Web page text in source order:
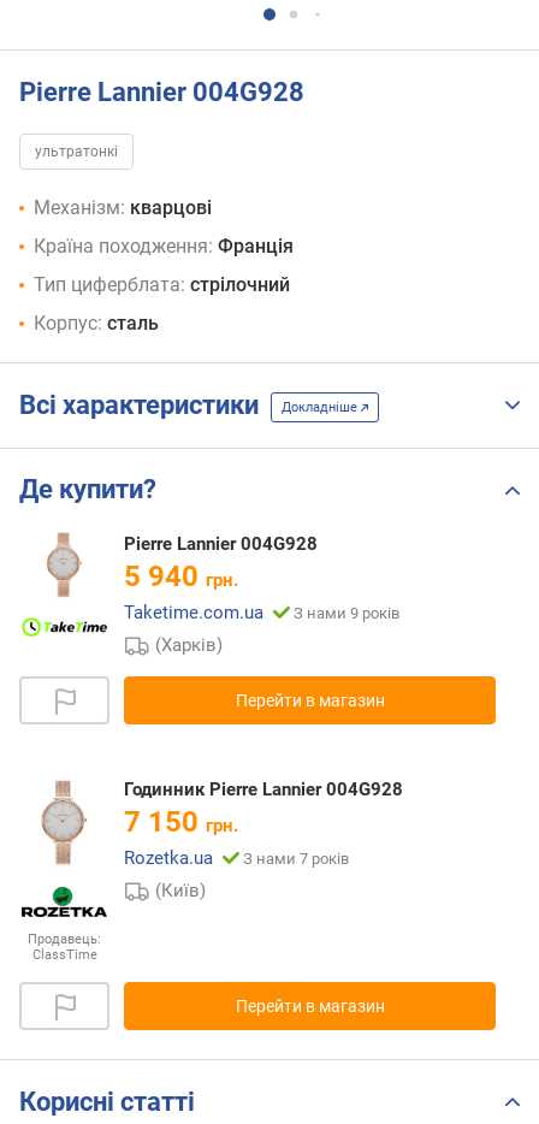
Pierre Lannier 004G928
ультратонкі
Механізм: кварцові
Країна походження: Франція
Тип циферблата: стрілочний
Корпус: сталь
Всі характеристики Докладніше
Де купити?
Pierre Lannier 004G928
5 940 грн.
Taketime.com.ua
З нами 9 років
(Харків)
Перейти в магазин
Продавець:
ClassTime
Годинник Pierre Lannier 004G928
7 150 грн.
Rozetka.ua
З нами 7 років
(Київ)
Перейти в магазин
Корисні статті